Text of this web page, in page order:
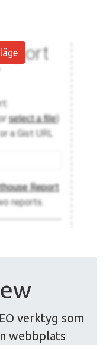
verktyg som
webbplats